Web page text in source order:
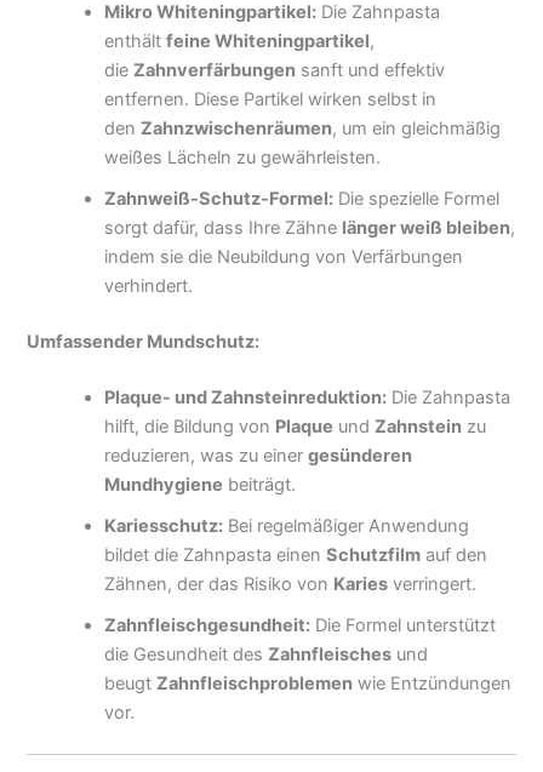
Mikro Whiteningpartikel: Die Zahnpasta
enthältfeine Whiteningpartikel,
dieZahnverfärbungen sanft und effektiv
entfernen. Diese Partikel wirken selbst in
denZahnzwischenräumen, um ein gleichmäßig
weißes Lächeln zu gewährleisten.
Zahnweiß-Schutz-Formel: Die spezielle Formel
sorgt dafür, dass Ihre Zähne länger weiß bleiben,
indem sie die Neubildung von Verfärbungen
verhindert.
Umfassender Mundschutz:
Plaque- und Zahnsteinreduktion: Die Zahnpasta
hilft, die Bildung von Plaque undZahnstein zu
reduzieren, was zu einergesünderen
Mundhygiene beiträgt.
Kariesschutz: Bei regelmäßiger Anwendung
bildet die Zahnpasta einenSchutzfilm auf den
Zähnen, der das Risiko von Karies verringert.
Zahnfleischgesundheit: Die Formel unterstützt
die Gesundheit desZahnfleisches und
beugtZahnfleischproblemen wie Entzündungen
vor.